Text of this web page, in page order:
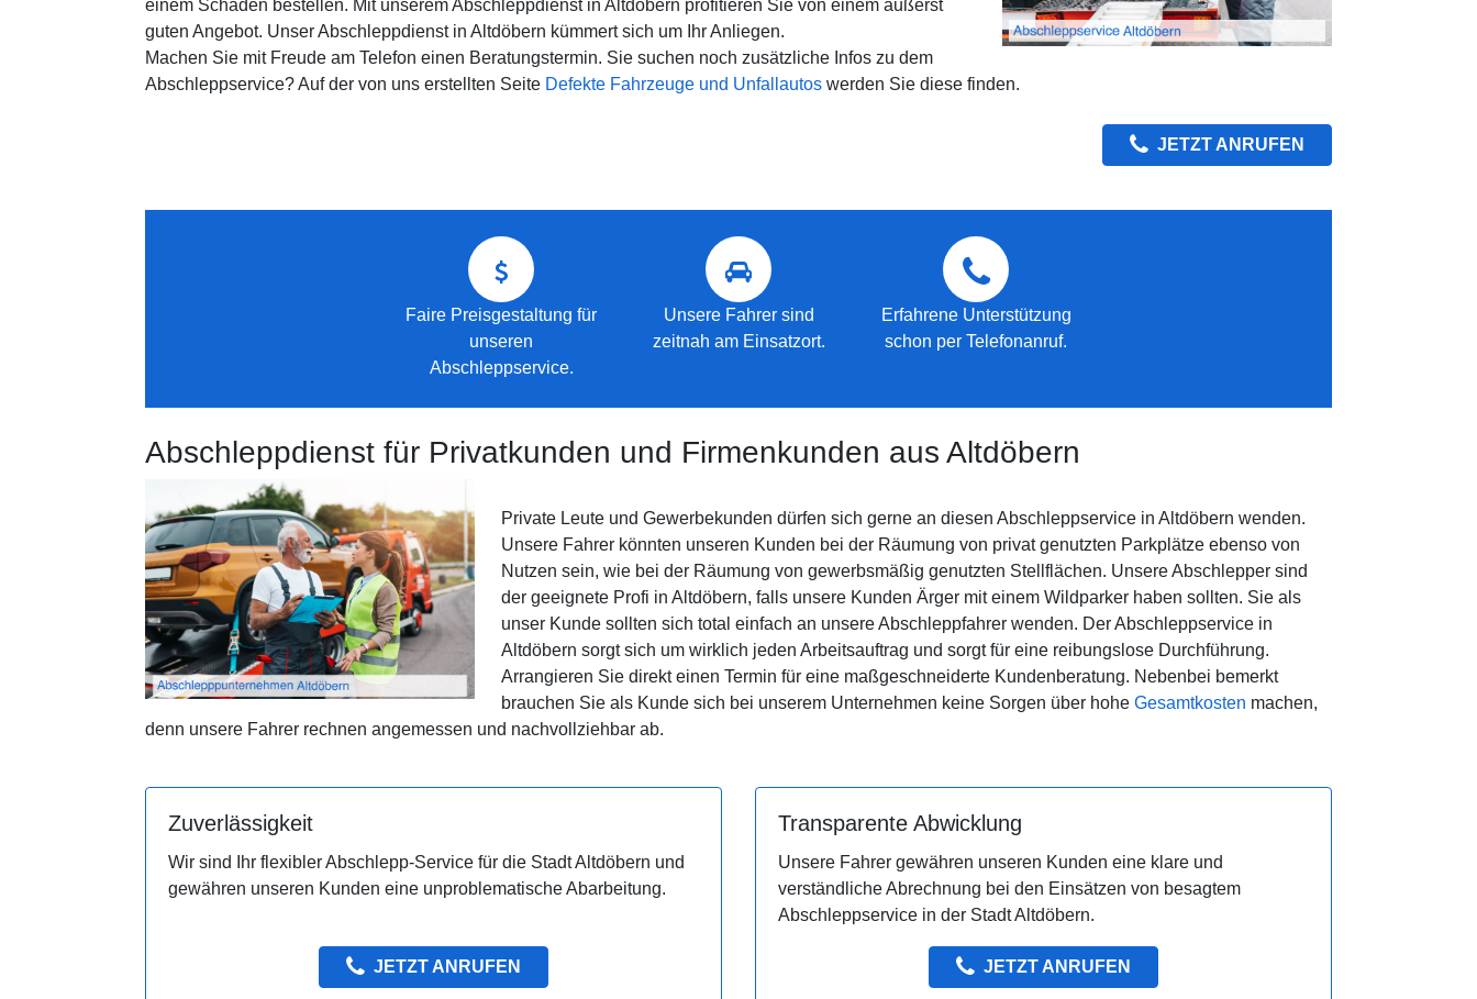
einem Schaden bestellen. Mit unserem Abschleppdienst in Altdöbern profitieren Sie von einem äußerst
guten Angebot. Unser Abschleppdienst in Altdöbern kümmert sich um Ihr Anliegen.
Machen Sie mit Freude am Telefon einen Beratungstermin. Sie suchen noch zusätzliche Infos zu dem
Abschleppservice? Auf der von uns erstellten Seite Defekte Fahrzeuge und Unfallautos werden Sie diese finden.
JETZT ANRUFEN
Faire Preisgestaltung für
unseren
Abschleppservice.
Unsere Fahrer sind
zeitnah am Einsatzort.
Erfahrene Unterstützung
schon per Telefonanruf.
Abschleppdienst für Privatkunden und Firmenkunden aus Altdöbern
Private Leute und Gewerbekunden dürfen sich gerne an diesen Abschleppservice in Altdöbern wenden.
Unsere Fahrer könnten unseren Kunden bei der Räumung von privat genutzten Parkplätze ebenso von
Nutzen sein, wie bei der Räumung von gewerbsmäßig genutzten Stellflächen. Unsere Abschlepper sind
der geeignete Profi in Altdöbern, falls unsere Kunden Ärger mit einem Wildparker haben sollten. Sie als
unser Kunde sollten sich total einfach an unsere Abschleppfahrer wenden. Der Abschleppservice in
Altdöbern sorgt sich um wirklich jeden Arbeitsauftrag und sorgt für eine reibungslose Durchführung.
Arrangieren Sie direkt einen Termin für eine maßgeschneiderte Kundenberatung. Nebenbei bemerkt
brauchen Sie als Kunde sich bei unserem Unternehmen keine Sorgen über hohe Gesamtkosten machen,
denn unsere Fahrer rechnen angemessen und nachvollziehbar ab.
Zuverlässigkeit
Wir sind Ihr flexibler Abschlepp-Service für die Stadt Altdöbern und
gewähren unseren Kunden eine unproblematische Abarbeitung.
JETZT ANRUFEN
Transparente Abwicklung
Unsere Fahrer gewähren unseren Kunden eine klare und
verständliche Abrechnung bei den Einsätzen von besagtem
Abschleppservice in der Stadt Altdöbern.
JETZT ANRUFEN